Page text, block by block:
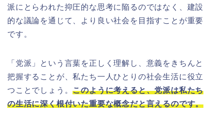
派にとらわれた抑圧的な思考に陥るのではなく、建設
的な議論を通じて、より良い社会を目指すことが重要
です。
「党派」という言葉を正しく理解し、意義をきちんと
把握することが、私たち一人ひとりの社会生活に役立
つことでしょう。このように考えると、党派は私たち
の生活に深く根付いた重要な概念だと言えるのです。